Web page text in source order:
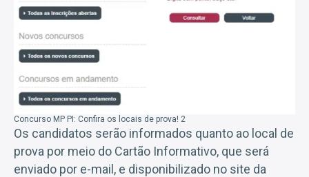
Concurso MP PI: Confira os locais de prova! 2
Os candidatos serão informados quanto ao local de
prova por meio do Cartão Informativo, que será
enviado por e-mail, e disponibilizado no site da